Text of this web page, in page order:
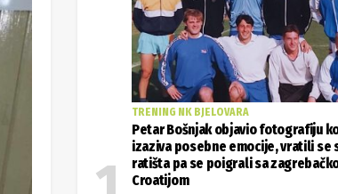
TRENING NK BJELOVARA
Petar Bošnjak objavio fotografiju
izaziva posebne emocije, vratili se
ratišta pa se poigrali sa
Croatijom